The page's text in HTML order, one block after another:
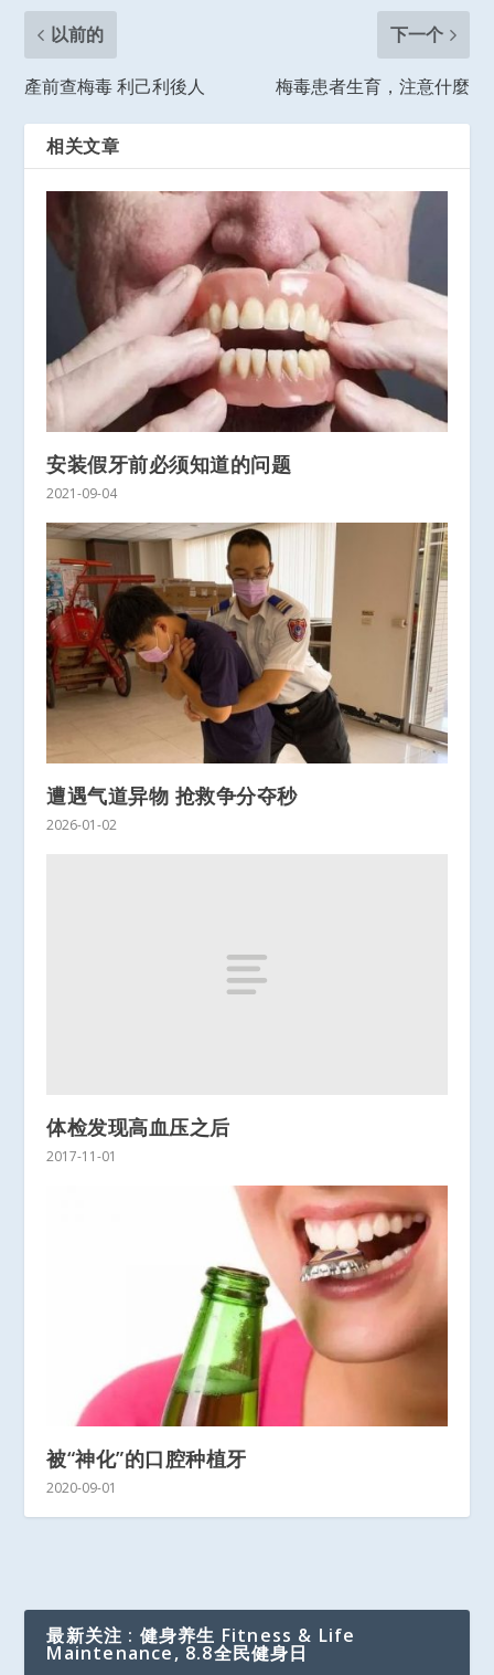
以前的
產前查梅毒 利己利後人
下一个
梅毒患者生育，注意什麼
相关文章
安装假牙前必须知道的问题
2021-09-04
遭遇气道异物 抢救争分夺秒
2026-01-02
体检发现高血压之后
2017-11-01
被“神化”的口腔种植牙
2020-09-01
最新关注 : 健身养生 Fitness & Life
Maintenance, 8.8全民健身日